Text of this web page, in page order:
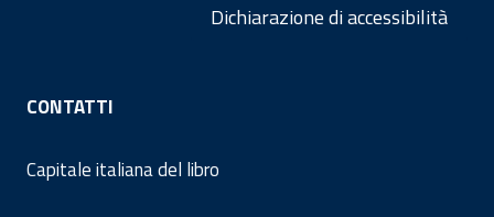
Dichiarazione di accessibilità
CONTATTI
Capitale italiana del libro